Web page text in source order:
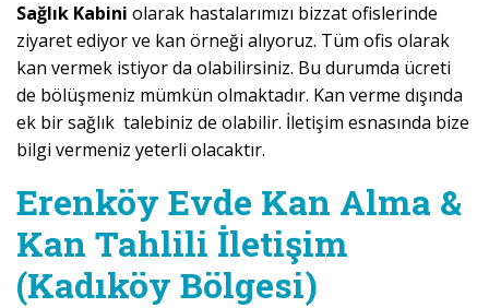
Sağlık Kabini olarak hastalarımızı bizzat ofislerinde
ziyaret ediyor ve kan örneği alıyoruz. Tüm ofis olarak
kan vermek istiyor da olabilirsiniz. Bu durumda ücreti
de bölüşmeniz mümkün olmaktadır. Kan verme dışında
ek bir sağlık talebiniz de olabilir. İletişim esnasında bize
bilgi vermeniz yeterli olacaktır.
Erenköy Evde Kan Alma &
Kan Tahlili İletişim
(Kadıköy Bölgesi)